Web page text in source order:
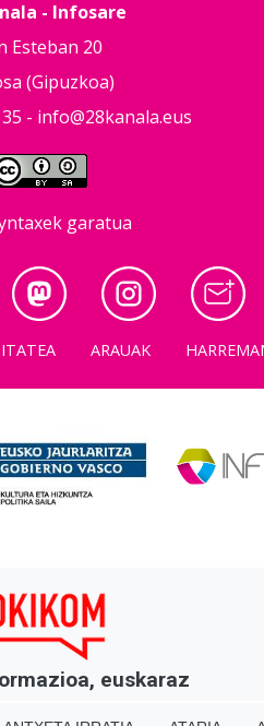
- Infosare
Esteban 20
(Gipuzkoa)
- info@28kanala.eus
garatua
ARAUAK
euskaraz